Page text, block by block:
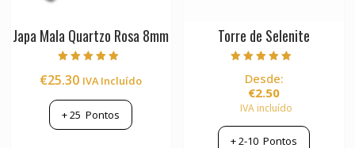
Japa Mala Quartzo Rosa 8mm
5.00
€25.30 IVA Incluído
+25 Pontos
Torre de Selenite
5.00
de 5
Desde:
€2.50
IVA incluído
+2-10 Pontos